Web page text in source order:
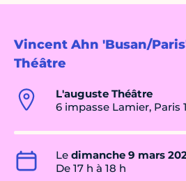
Vincent Ahn 'Busan/
Théâtre
L'auguste Théâtre
6 impasse Lamier, Paris
Le dimanche 9 mars
De 17 h à 18 h